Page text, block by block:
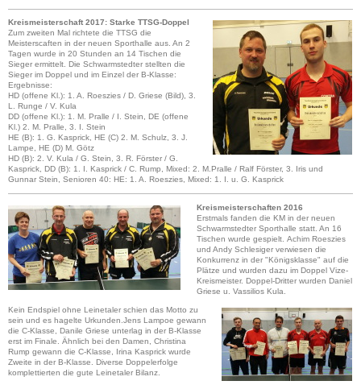
Kreismeisterschaft 2017: Starke TTSG-Doppel
Zum zweiten Mal richtete die TTSG die
Meisterscaften in der neuen Sporthalle aus. An 2
Tagen wurde in 20 Stunden an 14 Tischen die
Sieger ermittelt. Die Schwarmstedter stellten die
Sieger im Doppel und im Einzel der B-Klasse:
Ergebnisse:
HD (offene Kl.): 1. A. Roeszies / D. Griese (Bild), 3.
L. Runge / V. Kula
DD (offene Kl.): 1. M. Pralle / I. Stein, DE (offene
Kl.) 2. M. Pralle, 3. I. Stein
HE (B): 1. G. Kasprick, HE (C) 2. M. Schulz, 3. J.
Lampe, HE (D) M. Götz
HD (B): 2. V. Kula / G. Stein, 3. R. Förster / G.
Kasprick, DD (B): 1. I. Kasprick / C. Rump, Mixed: 2. M.Pralle / Ralf Förster, 3. Iris und
Gunnar Stein, Senioren 40: HE: 1. A. Roeszies, Mixed: 1. I. u. G. Kasprick
Kreismeisterschaften 2016
Erstmals fanden die KM in der neuen
Schwarmstedter Sporthalle statt. An 16
Tischen wurde gespielt. Achim Roeszies
und Andy Schlesiger verwiesen die
Konkurrenz in der "Königsklasse" auf die
Plätze und wurden dazu im Doppel Vize-
Kreismeister. Doppel-Dritter wurden Daniel
Griese u. Vassilios Kula.
Kein Endspiel ohne Leinetaler schien das Motto zu
sein und es hagelte Urkunden.Jens Lampoe gewann
die C-Klasse, Danile Griese unterlag in der B-Klasse
erst im Finale. Ähnlich bei den Damen, Christina
Rump gewann die C-Klasse, Irina Kasprick wurde
Zweite in der B-Klasse. Diverse Doppelerfolge
komplettierten die gute Leinetaler Bilanz.